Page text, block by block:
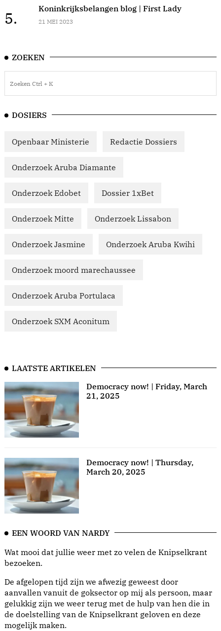
5.
Koninkrijksbelangen blog | First Lady
21 MEI 2023
ZOEKEN
DOSIERS
Openbaar Ministerie Redactie Dossiers
Onderzoek Aruba Diamante
Onderzoek Edobet Dossier 1xBet
Onderzoek Mitte Onderzoek Lissabon
Onderzoek Jasmine Onderzoek Aruba Kwihi
Onderzoek moord marechaussee
Onderzoek Aruba Portulaca
Onderzoek SXM Aconitum
LAATSTE ARTIKELEN
Democracy now! | Friday, March
21, 2025
Democracy now! | Thursday,
March 20, 2025
EEN WOORD VAN NARDY
Wat mooi dat jullie weer met zo velen de Knipselkrant
bezoeken.
De afgelopen tijd zijn we afwezig geweest door
aanvallen vanuit de goksector op mij als persoon, maar
gelukkig zijn we weer terug met de hulp van hen die in
de doelstelling van de Knipselkrant geloven en deze
mogelijk maken.